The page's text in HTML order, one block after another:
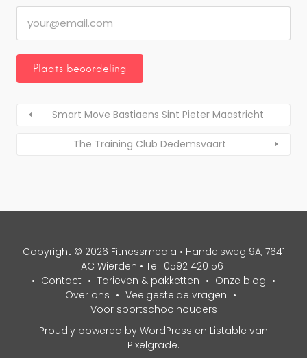
Smart Move Bastiaens Sint Pieter Maastricht
The Training Club Dedemsvaart
Copyright © 2026 Fitnessmedia • Handelsweg 9A, 7641
AC Wierden • Tel: 0592 420 561
Contact
Tarieven & pakketten
Onze blog
Over ons
Veelgestelde vragen
Voor sportschoolhouders
Proudly powered by WordPress en Listable van
Pixelgrade.